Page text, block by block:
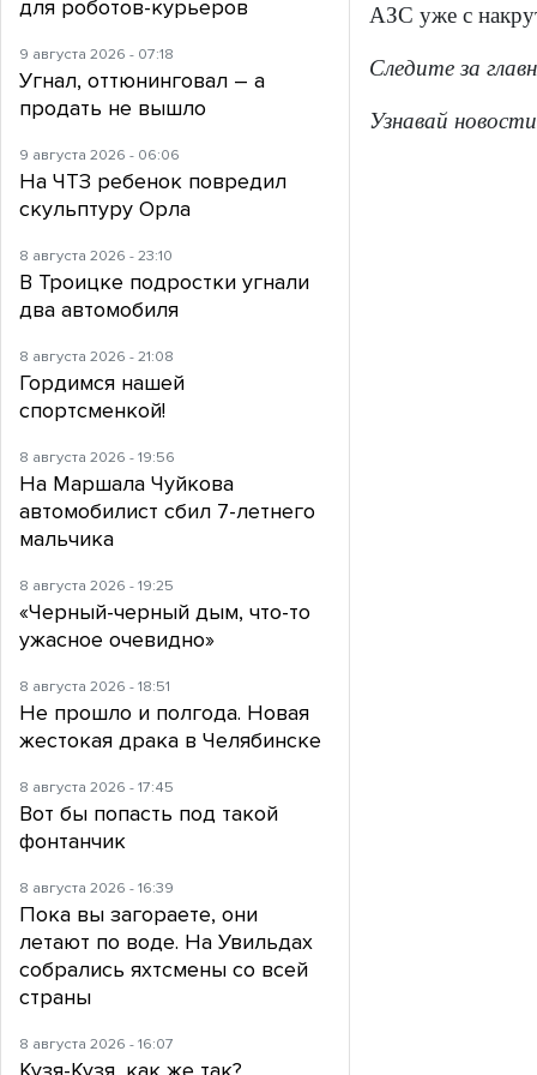
АЗС уже с
Следите за
Узнавай
для роботов-курьеров
9 августа 2026 - 07:18
Угнал, оттюнинговал – а
продать не вышло
9 августа 2026 - 06:06
На ЧТЗ ребенок повредил
скульптуру Орла
8 августа 2026 - 23:10
В Троицке подростки угнали
два автомобиля
8 августа 2026 - 21:08
Гордимся нашей
спортсменкой!
8 августа 2026 - 19:56
На Маршала Чуйкова
автомобилист сбил 7-летнего
мальчика
8 августа 2026 - 19:25
«Черный-черный дым, что-то
ужасное очевидно»
8 августа 2026 - 18:51
Не прошло и полгода. Новая
жестокая драка в Челябинске
8 августа 2026 - 17:45
Вот бы попасть под такой
фонтанчик
8 августа 2026 - 16:39
Пока вы загораете, они
летают по воде. На Увильдах
собрались яхтсмены со всей
страны
8 августа 2026 - 16:07